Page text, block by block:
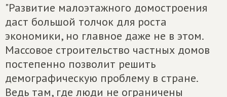
"Развитие малоэтажного домостроения
даст большой толчок для роста
экономики, но главное даже не в этом.
Массовое строительство частных домов
постепенно позволит решить
демографическую проблему в стране.
Ведь там, где люди не ограничены